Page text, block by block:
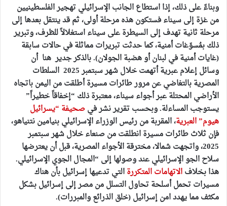
وبناءً على ذلك، إذا استطاع الجانب الإسرائيلي تهجير الفلسطينيين
من غزة إلى سيناء فستكون هذه مرحلة أولى، ثم قد ينتقل بعدها إلى
مرحلة ثانية تهدف إلى السيطرة على سيناء استغلالاً للظرف، وتبرير
ذلك بمُسوّغات أمنية، كما حدثت تبريرات مماثلة في حالات سابقة
(غايات أمنية في لبنان أو هضبة الجولان). بالذكر جدير هنا أن
وسائل إعلام عبرية أتهمت خلال شهر سبتمبر 2025 السلطات
المصرية بالتغاضي عن مرور طائرات مسيرة أطلقت من اليمن باتجاه
الأراضي المحتلة عبر أجواء سيناء، معتبرة ذلك “إخفاقاً خطيراً”
يستوجب المساءلة. وبحسب تقرير نشر فيصحيفة “يسرائيل
هيوم” العبرية، المقربة من رئيس الوزراء الإسرائيلي بنيامين نتنياهو،
فإن ثلاث طائرات مسيرة انطلقت من صنعاء خلال شهر سبتمبر
2025، واتجهت شمالا، مخترقة الأجواء المصرية، قبل أن يعترضها
سلاح الجو الإسرائيلي عند وصولها إلى “المجال الجوي الإسرائيلي.
هذا بخلافالاتهامات المتكررةالتي تدعيها إسرائيل بأن هناك
مسيرات تحمل أسلحة تحاول التسلل من مصر إلى إسرائيل بشكل
مكثف مما يهدد امن إسرائيل (خلق الذرائع والمبررات).